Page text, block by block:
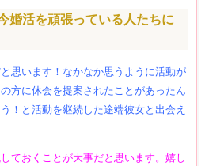
婚活を頑張っている人たちに
思います！なかなか思うように活動が
方に休会を提案されたことがあったん
！と活動を継続した途端彼女と出会え
ておくことが大事だと思います。嬉し